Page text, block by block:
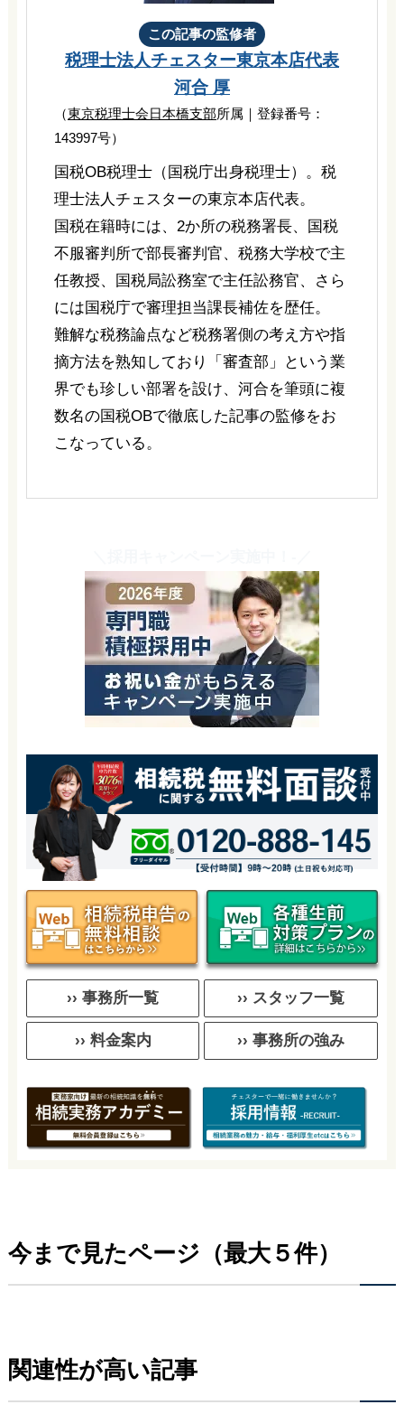
この記事の監修者
税理士法人チェスター東京本店代表
河合 厚
（東京税理士会日本橋支部所属｜登録番号：
143997号）
国税OB税理士（国税庁出身税理士）。税
理士法人チェスターの東京本店代表。
国税在籍時には、2か所の税務署長、国税
不服審判所で部長審判官、税務大学校で主
任教授、国税局訟務室で主任訟務官、さら
には国税庁で審理担当課長補佐を歴任。
難解な税務論点など税務署側の考え方や指
摘方法を熟知しており「審査部」という業
界でも珍しい部署を設け、河合を筆頭に複
数名の国税OBで徹底した記事の監修をお
こなっている。
›› 事務所一覧 ›› スタッフ一覧
›› 料金案内 ›› 事務所の強み
今まで見たページ（最大５件）
関連性が高い記事